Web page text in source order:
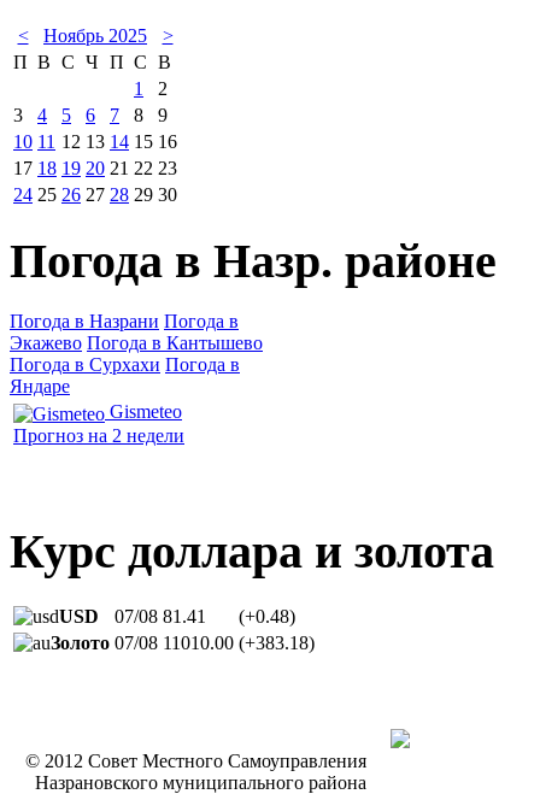
< Ноябрь 2025
>
П В С Ч П С В
1
2
3
4 5 6 7 8
9
10 11 12 13 14 15 16
17 18 19 20 21 22 23
24 25 26 27 28 29 30
Погода в Назр. районе
Погода в Назрани Погода в
Экажево Погода в Кантышево
Погода в Сурхахи Погода в
Яндаре
Gismeteo
Прогноз на 2 недели
Курс доллара и золота
USD 07/08 81.41
(+0.48)
Золото 07/08 11010.00 (+383.18)
© 2012 Совет Местного Самоуправления
Назрановского муниципального района